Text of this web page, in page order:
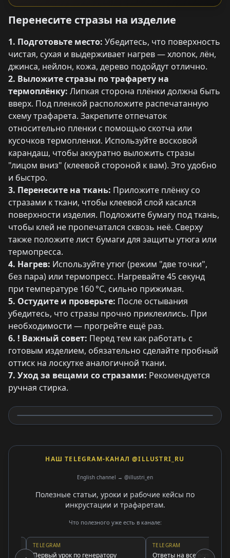
Перенесите стразы на изделие
1. Подготовьте место: Убедитесь, что поверхность
чистая, сухая и выдерживает нагрев — хлопок, лён,
джинса, нейлон, кожа, дерево подойдут отлично.
2. Выложите стразы по трафарету на
термоплёнку: Липкая сторона плёнки должна быть
вверх. Под пленкой расположите распечатанную
схему трафарета. Закрепите отпечаток
относительно пленки с помощью скотча или
кусочков термопленки. Используйте восковой
карандаш, чтобы аккуратно выложить стразы
"лицом вниз" (клеевой стороной к вам). Это удобно
и быстро.
3. Перенесите на ткань: Приложите плёнку со
стразами к ткани, чтобы клеевой слой касался
поверхности изделия. Подложите бумагу под ткань,
чтобы клей не пропечатался сквозь неё. Сверху
также положите лист бумаги для защиты утюга или
термопресса.
4. Нагрев: Используйте утюг (режим "две точки",
без пара) или термопресс. Нагревайте 45 секунд
при температуре 160 °C, сильно прижимая.
5. Остудите и проверьте: После остывания
убедитесь, что стразы прочно приклеились. При
необходимости — прогрейте ещё раз.
6. ! Важный совет: Перед тем как работать с
готовым изделием, обязательно сделайте пробный
оттиск на лоскутке аналогичной ткани.
7. Уход за вещами со стразами: Рекомендуется
ручная стирка.
НАШ TELEGRAM-КАНАЛ @ILLUSTRI_RU
English channel → @illustri_en
Полезные статьи, уроки и рабочие кейсы по
инкрустации и трафаретам.
Что полезного уже есть в канале:
TELEGRAM
Первый урок по генератору
TELEGRAM
Ответы на все вопросы о